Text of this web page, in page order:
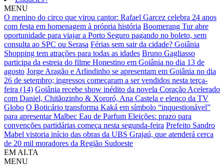
MENU
O menino do circo que virou cantor: Rafael Garcez celebra 24 anos
com festa em homenagem à própria história Boomerang Tur abre
oportunidade para viajar a Porto Seguro pagando no boleto, sem
consulta ao SPC ou Serasa Férias sem sair da cidade? Goiânia
Shopping tem atrações para todas as idades Bruno Gagliasso
participa da estreia do filme Honestino em Goiânia no dia 13 de
agosto Jorge Aragão e Arlindinho se apresentam em Goiânia no dia
26 de setembro; ingressos começaram a ser vendidos nesta terça-
feira (14) Goiânia recebe show inédito da novela Coração Acelerado
com Daniel, Chitãozinho & Xororó, Ana Castela e elenco da TV
Globo O Boticário transforma Kaká em símbolo “inquestionável”
para apresentar Malbec Eau de Parfum Eleições: prazo para
convenções partidárias começa nesta segunda-feira Prefeito Sandro
Mabel vistoria início das obras da UBS Grajaú, que atenderá cerca
de 20 mil moradores da Região Sudoeste
EM ALTA
MENU